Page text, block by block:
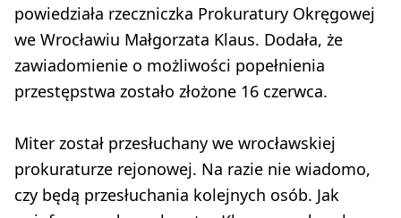
powiedziała rzeczniczka Prokuratury Okręgowej
we Wrocławiu Małgorzata Klaus. Dodała, że
zawiadomienie o możliwości popełnienia
przestępstwa zostało złożone 16 czerwca.
Miter został przesłuchany we wrocławskiej
prokuraturze rejonowej. Na razie nie wiadomo,
czy będą przesłuchania kolejnych osób. Jak